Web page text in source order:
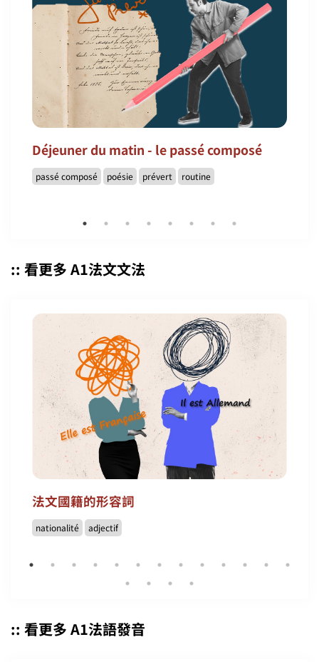
Déjeuner du matin - le passé composé
passé composé poésie prévert routine
:: 看更多 A1法文文法
法文國籍的形容詞
nationalité adjectif
:: 看更多 A1法語發音